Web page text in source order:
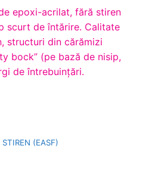
epoxi-acrilat, fără stiren
scurt de întărire. Calitate
structuri din cărămizi
bock” (pe bază de nisip,
de întrebuinţări.
(EASF)